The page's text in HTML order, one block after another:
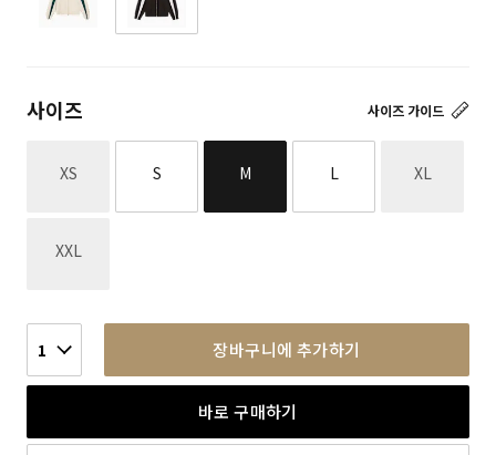
사이즈 가이드
사이즈
XS재고없음 S M L XL
XXL
1 장바구니에 추가하기
바로 구매하기